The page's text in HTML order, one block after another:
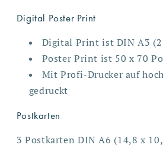
Digital Poster Print
Digital Print ist DIN A3
Poster Print ist 50 x 70
Mit Profi-Drucker auf
gedruckt
Postkarten
3 Postkarten DIN A6 (14,8 x